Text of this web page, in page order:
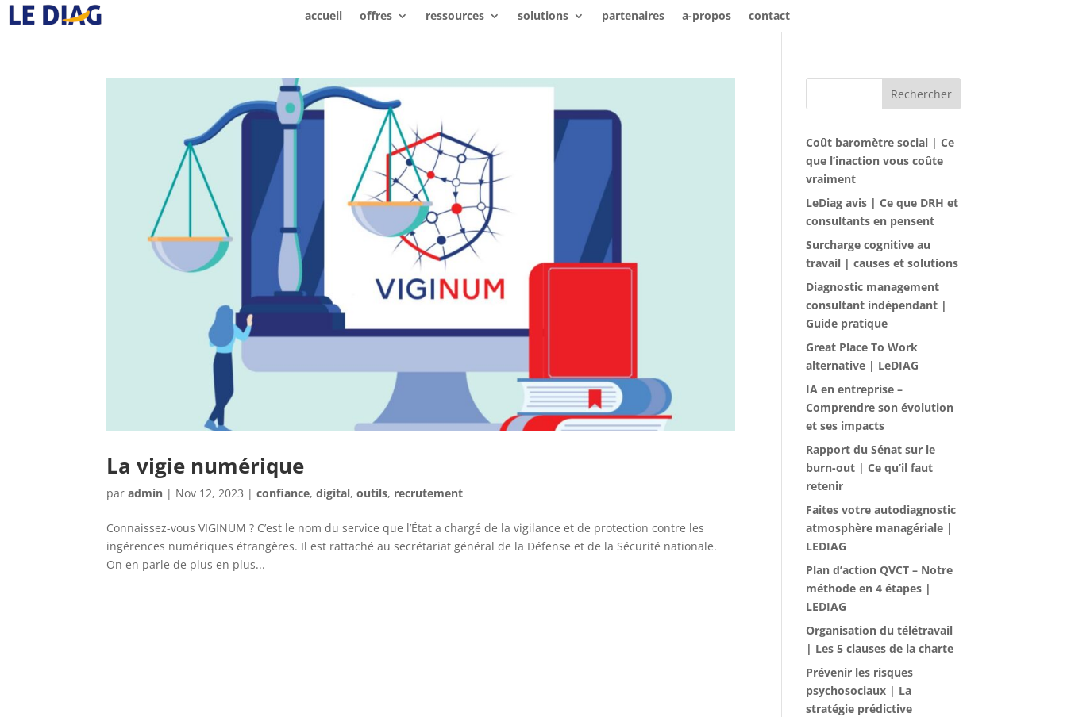
accueil offres ressources solutions partenaires a-propos contact
La vigie numérique
paradmin | Nov 12, 2023 |confiance,digital,outils, recrutement
Connaissez-vous VIGINUM ? C’est le nom du service que l’État a chargé de la vigilance et de protection contre les
ingérences numériques étrangères. Il est rattaché au secrétariat général de la Défense et de la Sécurité nationale.
On en parle de plus en plus...
Rechercher
Coût baromètre social | Ce
que l’inaction vous coûte
vraiment
LeDiag avis | Ce que DRH et
consultants en pensent
Surcharge cognitive au
travail | causes et solutions
Diagnostic management
consultant indépendant |
Guide pratique
Great Place To Work
alternative | LeDIAG
IA en entreprise –
Comprendre son évolution
et ses impacts
Rapport du Sénat sur le
burn-out | Ce qu’il faut
retenir
Faites votre autodiagnostic
atmosphère managériale |
LEDIAG
Plan d’action QVCT – Notre
méthode en 4 étapes |
LEDIAG
Organisation du télétravail
| Les 5 clauses de la charte
Prévenir les risques
psychosociaux | La
stratégie prédictive